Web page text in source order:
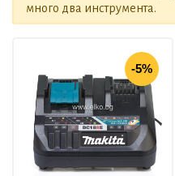
много два инструмента.
-5%